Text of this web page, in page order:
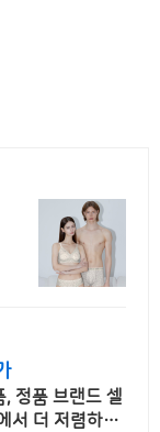
정품 브랜드 셀
서 더 저렴하게,